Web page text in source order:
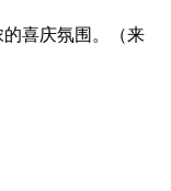
喜庆氛围。（来